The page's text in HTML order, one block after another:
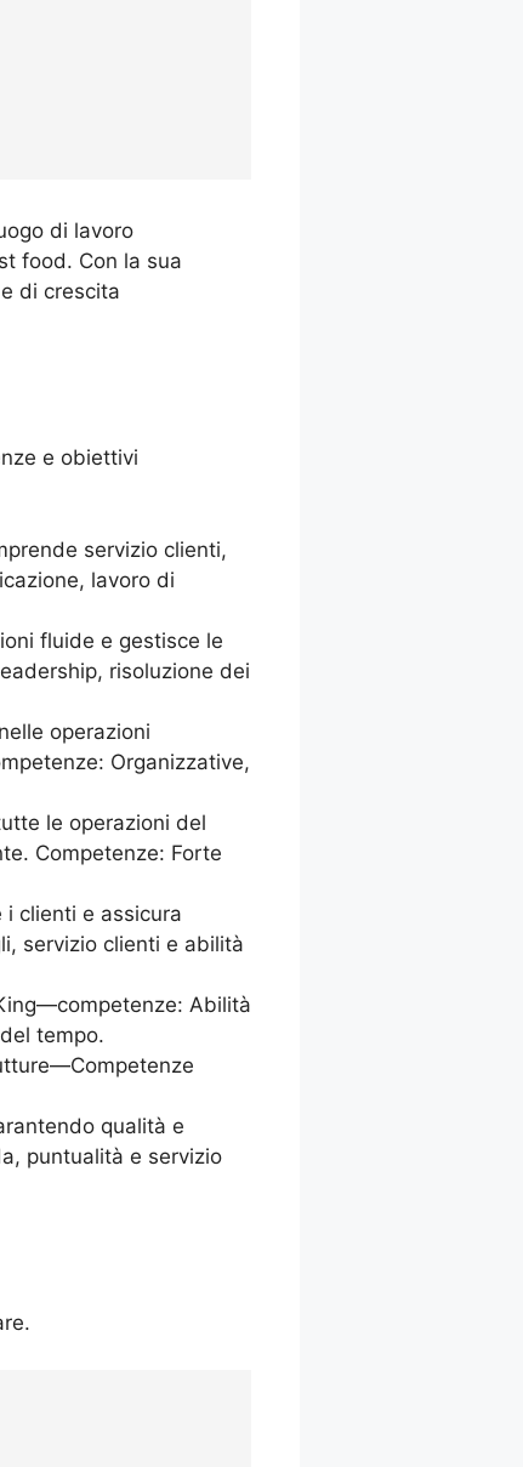
di lavoro
food. Con la sua
di crescita
e obiettivi
servizio clienti,
lavoro di
fluide e gestisce le
risoluzione dei
operazioni
Organizzative,
le operazioni del
Competenze: Forte
i clienti e assicura
servizio clienti e abilità
Abilità
tempo.
qualità e
puntualità e servizio